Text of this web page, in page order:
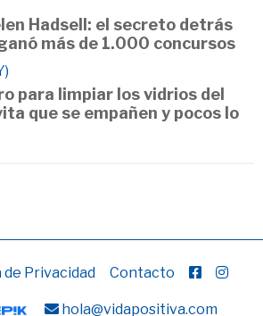
Hadsell: el secreto detrás
más de 1.000 concursos
para limpiar los vidrios del
que se empañen y pocos lo
de Privacidad Contacto
hola@vidapositiva.com